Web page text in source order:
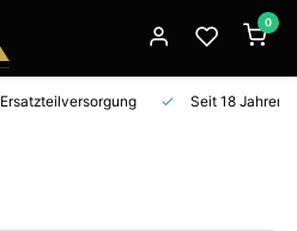
0
Ersatzteilversorgung Seit 18 Jahren